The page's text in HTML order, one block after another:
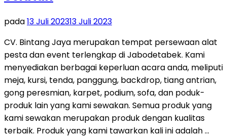
pada13 Juli 202313 Juli 2023
CV. Bintang Jaya merupakan tempat persewaan alat
pesta dan event terlengkap di Jabodetabek. Kami
menyediakan berbagai keperluan acara anda, meliputi
meja, kursi, tenda, panggung, backdrop, tiang antrian,
gong peresmian, karpet, podium, sofa, dan poduk-
produk lain yang kami sewakan. Semua produk yang
kami sewakan merupakan produk dengan kualitas
terbaik. Produk yang kami tawarkan kali ini adalah …